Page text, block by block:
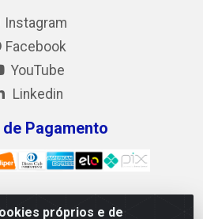
próprios e de
Instagram
Facebook
YouTube
Linkedin
Pagamento